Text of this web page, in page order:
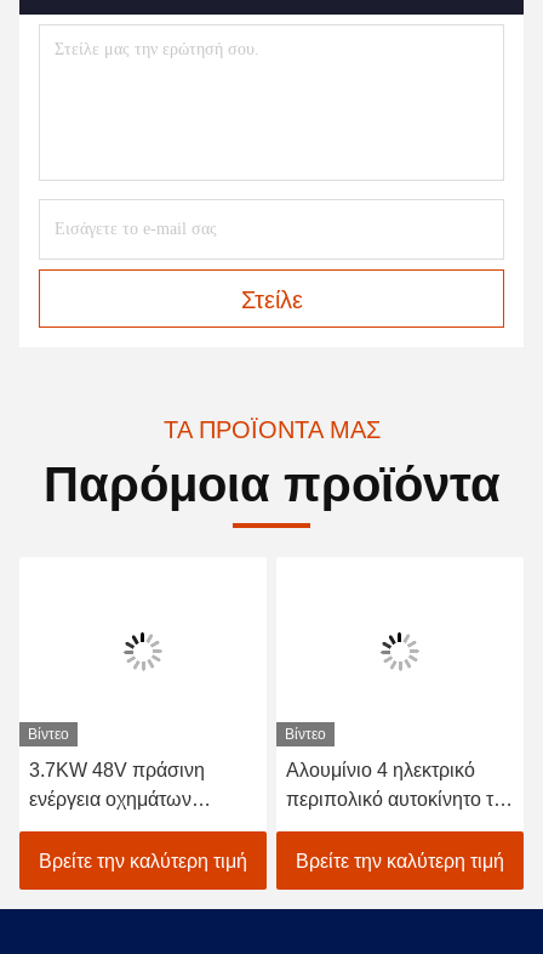
Στείλε
ΤΑ ΠΡΟΪΌΝΤΑ ΜΑΣ
Παρόμοια προϊόντα
Βίντεο
3.7KW 48V πράσινη
ενέργεια οχημάτων
περιπόλου ασφάλειας
μπαταριών ηλεκτρική
Βρείτε την καλύτερη τιμή
Βίντεο
Αλουμίνιο 4 ηλεκτρικό
περιπολικό αυτοκίνητο της
ΠΑΧ 48V 3.7KW
καθισμάτων/ηλεκτρικό
όχημα κρουαζιέρας
Βρείτε την καλύτερη τιμή